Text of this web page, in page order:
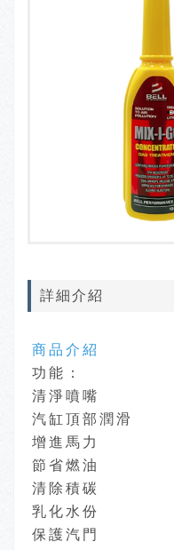
詳細介紹
商品介紹
功能：
清淨噴嘴
汽缸頂部潤滑
增進馬力
節省燃油
清除積碳
乳化水份
保護汽門